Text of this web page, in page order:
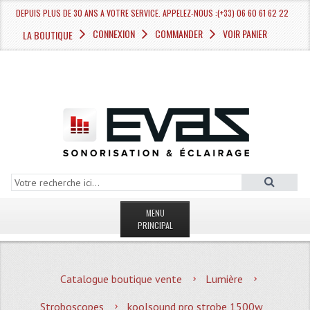
DEPUIS PLUS DE 30 ANS A VOTRE SERVICE. APPELEZ-NOUS :(+33) 06 60 61 62 22
LA BOUTIQUE CONNEXION COMMANDER VOIR PANIER
MENU
PRINCIPAL
MAGASIN
Catalogue boutique vente
Lumière
Stroboscopes
koolsound pro strobe 1500w